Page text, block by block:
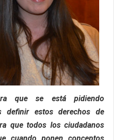
que se está pidiendo
definir estos derechos de
que todos los ciudadanos
cuando ponen conceptos